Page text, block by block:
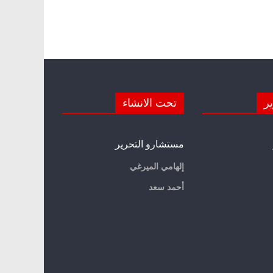
تحت الانشاء
مستشارو التحرير
إلهامي الميرغي
أحمد سعد